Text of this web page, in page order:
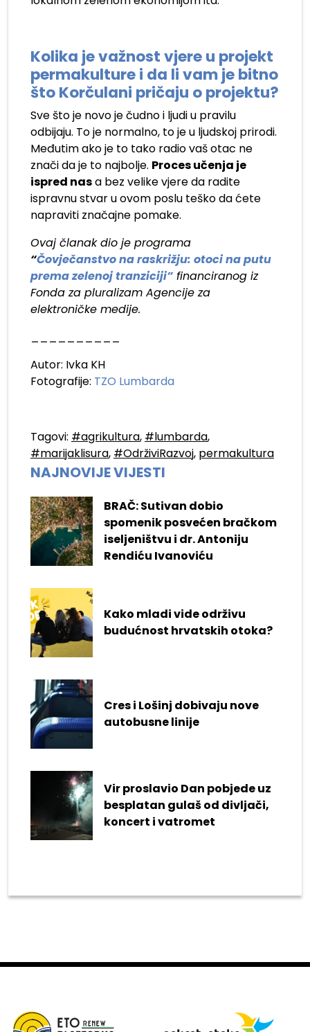
Kolika je važnost vjere u projekt
permakulture i da li vam je bitno
što Korčulani pričaju o projektu?
Sve što je novo je čudno i ljudi u pravilu
odbijaju. To je normalno, to je u ljudskoj prirodi.
Međutim ako je to tako radio vaš otac ne
znači da je to najbolje. Proces učenja je
ispred nasa bez velike vjere da radite
ispravnu stvar u ovom poslu teško da ćete
napraviti značajne pomake.
Ovaj članak dio je programa
“Čovječanstvo na raskrižju: otoci na putu
prema zelenoj tranziciji”financiranog iz
Fonda za pluralizam Agencije za
elektroničke medije.
Autor: Ivka KH
Fotografije: TZO Lumbarda
Tagovi: #agrikultura, #lumbarda,
#marijaklisura, #OdrživiRazvoj, permakultura
NAJNOVIJE VIJESTI
BRAČ: Sutivan dobio
spomenik posvećen bračkom
iseljeništvu i dr. Antoniju
Rendiću Ivanoviću
Kako mladi vide održivu
budućnost hrvatskih otoka?
Cres i Lošinj dobivaju nove
autobusne linije
Vir proslavio Dan pobjede uz
besplatan gulaš od divljači,
koncert i vatromet